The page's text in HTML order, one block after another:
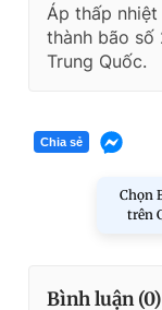
Áp thấp
thành bão số
Trung Quốc.
Chia sẻ
Chọn
trên
Bình luận (0)